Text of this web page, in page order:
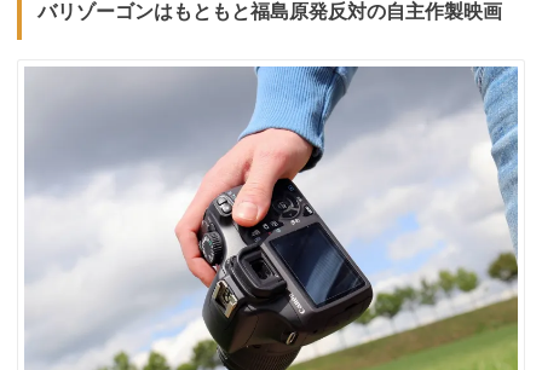
バリゾーゴンはもともと福島原発反対の自主作製映画